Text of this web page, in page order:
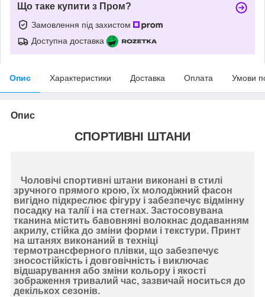
Що таке купити з Пром?
Замовлення під захистом
Доступна доставка
Опис Характеристики Доставка Оплата Умови
Опис
СПОРТИВНІ ШТАНИ
Чоловічі спортивні штани виконані в стилі
зручного прямого крою, їх молодіжний фасон
вигідно підкреслює фігуру і забезпечує відмінну
посадку на талії і на стегнах. Застосовувана
тканина містить бавовняні волокнас додаванням
акрилу, стійка до зміни форми і текстури. Принт
на штанях виконаний в техніці
термотрансферного плівки, що забезпечує
зносостійкість і довговічність і виключає
відшарування або зміни кольору і якості
зображення тривалий час, зазвичай носиться до
декількох сезонів.